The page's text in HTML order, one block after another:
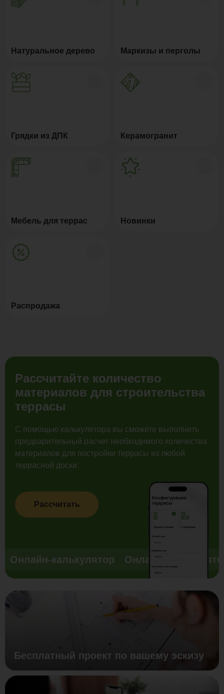
Натуральное дерево Маркизы и перголы
Грядки из ДПК Керамогранит
Мебель для террас Новинки
Распродажа
Рассчитайте количество
материалов для строительства
террасы
С помощью калькулятора вы сможете выполнить
предварительный расчет необходимого количества
материалов для постройки террасы из любой
террасной доски.
Рассчитать
Онлайн-калькулятор Онлайн-
Бесплатный проект по вашему эскизу